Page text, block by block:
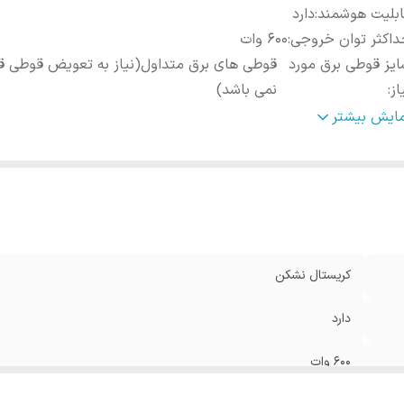
هوشمند:دارد
توان خروجی:600 وات
قوطی برق مورد
:
قوطی های برق متداول(نیاز به تعویض قوطی
نمی باشد)
ورودی:
110-250 ACبیشتر
کریستال نشکن
دارد
600 وات